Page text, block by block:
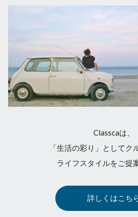
Classcaは、
「生活の彩り」としてク
ライフスタイルをご提
詳しくはこち